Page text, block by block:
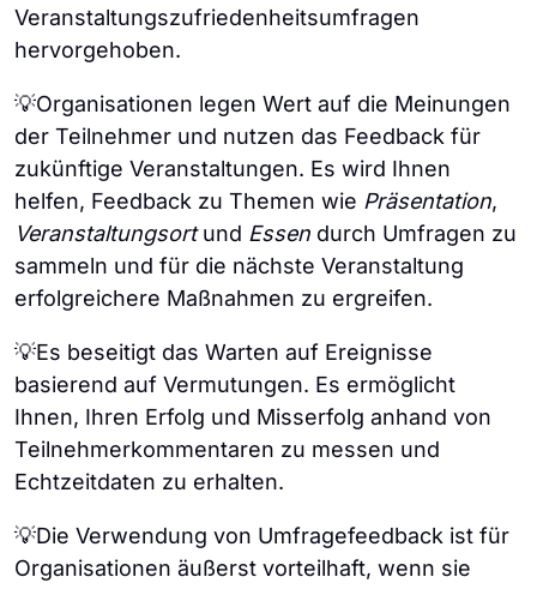
Veranstaltungszufriedenheitsumfragen
hervorgehoben.
💡Organisationen legen Wert auf die Meinungen
der Teilnehmer und nutzen das Feedback für
zukünftige Veranstaltungen. Es wird Ihnen
helfen, Feedback zu Themen wie Präsentation,
Veranstaltungsortund Essen durch Umfragen zu
sammeln und für die nächste Veranstaltung
erfolgreichere Maßnahmen zu ergreifen.
💡Es beseitigt das Warten auf Ereignisse
basierend auf Vermutungen. Es ermöglicht
Ihnen, Ihren Erfolg und Misserfolg anhand von
Teilnehmerkommentaren zu messen und
Echtzeitdaten zu erhalten.
💡Die Verwendung von Umfragefeedback ist für
Organisationen äußerst vorteilhaft, wenn sie